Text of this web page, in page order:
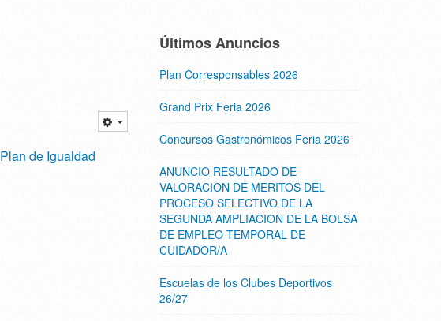
Plan de Igualdad
Últimos Anuncios
Plan Corresponsables 2026
Grand Prix Feria 2026
Concursos Gastronómicos Feria 2026
ANUNCIO RESULTADO DE
VALORACION DE MERITOS DEL
PROCESO SELECTIVO DE LA
SEGUNDA AMPLIACION DE LA BOLSA
DE EMPLEO TEMPORAL DE
CUIDADOR/A
Escuelas de los Clubes Deportivos
26/27